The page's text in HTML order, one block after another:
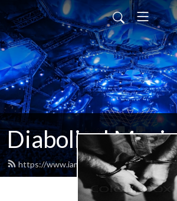
Diabolical Music
https://www.iamdiabolical.com/feed.xml